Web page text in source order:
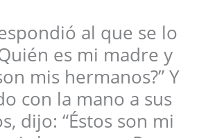
al que se lo
es mi madre y
mis hermanos?” Y
con la mano a sus
dijo: “Éstos son mi